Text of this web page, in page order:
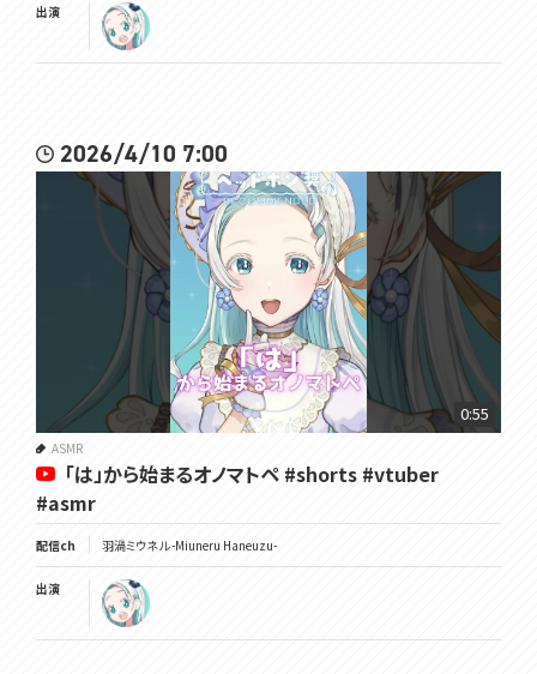
出演
2026/4/10 7:00
0:55
ASMR
「は」から始まるオノマトペ #shorts #vtuber
#asmr
配信ch 羽渦ミウネル -Miuneru Haneuzu-
出演